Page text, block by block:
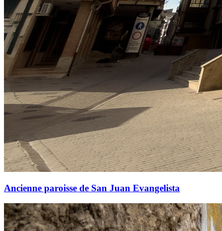
Ancienne paroisse de San Juan Evangelista